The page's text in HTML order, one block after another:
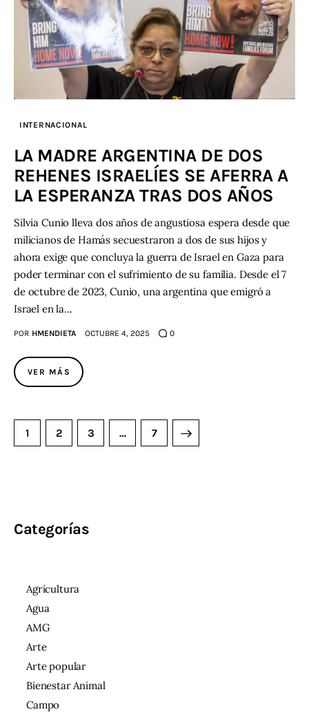
INTERNACIONAL
LA MADRE ARGENTINA DE DOS
REHENES ISRAELÍES SE AFERRA A
LA ESPERANZA TRAS DOS AÑOS
Silvia Cunio lleva dos años de angustiosa espera desde que
milicianos de Hamás secuestraron a dos de sus hijos y
ahora exige que concluya la guerra de Israel en Gaza para
poder terminar con el sufrimiento de su familia. Desde el 7
de octubre de 2023, Cunio, una argentina que emigró a
Israel en la…
POR HMENDIETA OCTUBRE 4, 2025 0
VER MÁS
1 2 3 … 7
>
Categorías
Agricultura
Agua
AMG
Arte
Arte popular
Bienestar Animal
Campo